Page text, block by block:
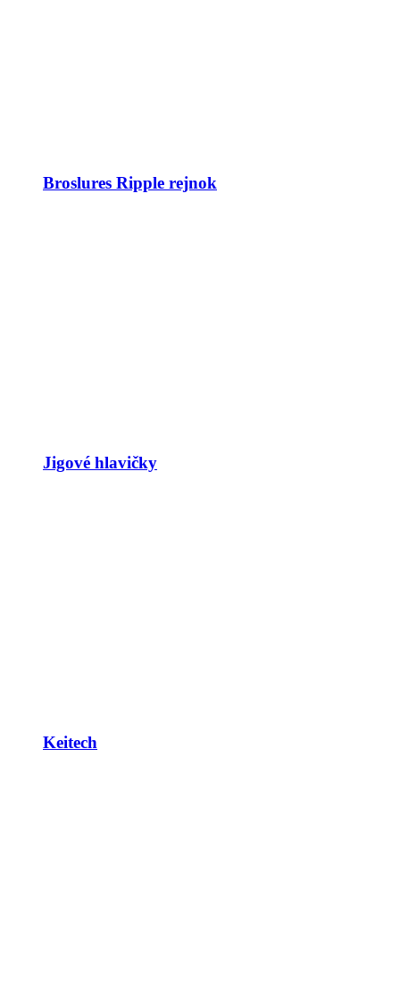
Broslures Ripple rejnok
Jigové hlavičky
Keitech